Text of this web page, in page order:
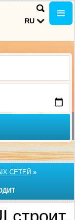
RU
СЕТЕЙ »
строит,